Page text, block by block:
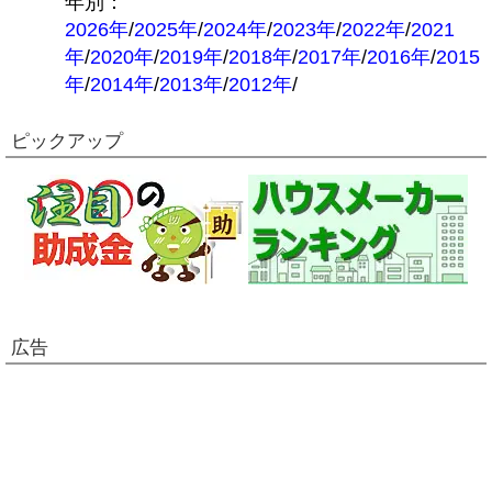
2026年/2025年/2024年/2023年/2022年/2021
年/2020年/2019年/2018年/2017年/2016年/2015
年/2014年/2013年/2012年/
ピックアップ
広告